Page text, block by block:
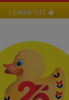
COMUNITATE